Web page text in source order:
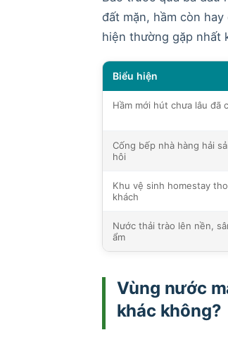
đất mặn, hầm còn
hiện thường gặp nhất
Biểu hiện
Hầm mới hút chưa lâu đã
Cống bếp nhà hàng hải
hôi
Khu vệ sinh homestay
khách
Nước thải trào lên nền,
ẩm
Vùng nước
khác không?